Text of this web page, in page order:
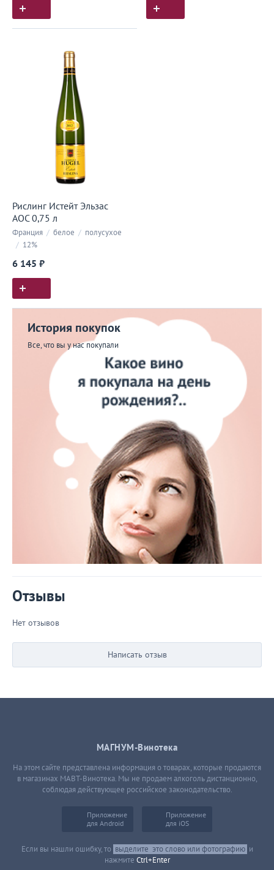
Рислинг Истейт Эльзас
АОС 0,75 л
Франция / белое / полусухое
/ 12%
6 145 ₽
История покупок
Все, что вы у нас покупали
Отзывы
Нет отзывов
Написать отзыв
МАГНУМ-Винотека
На этом сайте представлена информация о товарах, которые продаются
в магазинах МАВТ-Винотека. Мы не продаем алкоголь дистанционно,
соблюдая действующее российское законодательство.
Приложение
для Android
Приложение
для iOS
Если вы нашли ошибку, то выделите это слово или фотографию и
нажмите Ctrl+Enter